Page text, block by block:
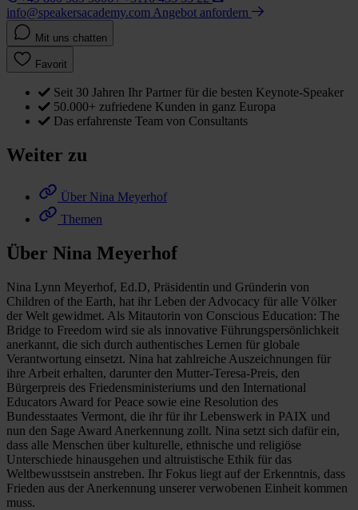
info@speakersacademy.com Angebot anfordern
Mit uns chatten
Favorit
Seit 30 Jahren Ihr Partner für die besten Keynote-Speaker
50.000+ zufriedene Kunden in ganz Europa
Das erfahrenste Team von Consultants
Weiter zu
Über Nina Meyerhof
Themen
Über Nina Meyerhof
Nina Lynn Meyerhof, Ed.D, Präsidentin und Gründerin von
Children of the Earth, hat ihr Leben der Advocacy für alle Völker
der Welt gewidmet. Als Mitautorin von Conscious Education: The
Bridge to Freedom wird sie als innovative Führungspersönlichkeit
anerkannt, die sich durch authentisches Lernen für globale
Verantwortung einsetzt. Nina hat zahlreiche Auszeichnungen für
ihre Arbeit erhalten, darunter den Mutter-Teresa-Preis, den
Bürgerpreis des Friedensministeriums und den International
Educators Award for Peace sowie eine Resolution des
Bundesstaates Vermont, die ihr für ihr Lebenswerk in PAIX und
nun den Sage Award Anerkennung zollt. Nina setzt sich dafür ein,
dass alle Menschen über kulturelle, ethnische und religiöse
Unterschiede hinausgehen und altruistische Ethik für das
Weltbewusstsein anstreben. Ihr Fokus liegt auf der Erkenntnis, dass
Frieden aus der Anerkennung unserer verwobenen Einheit kommen
muss.